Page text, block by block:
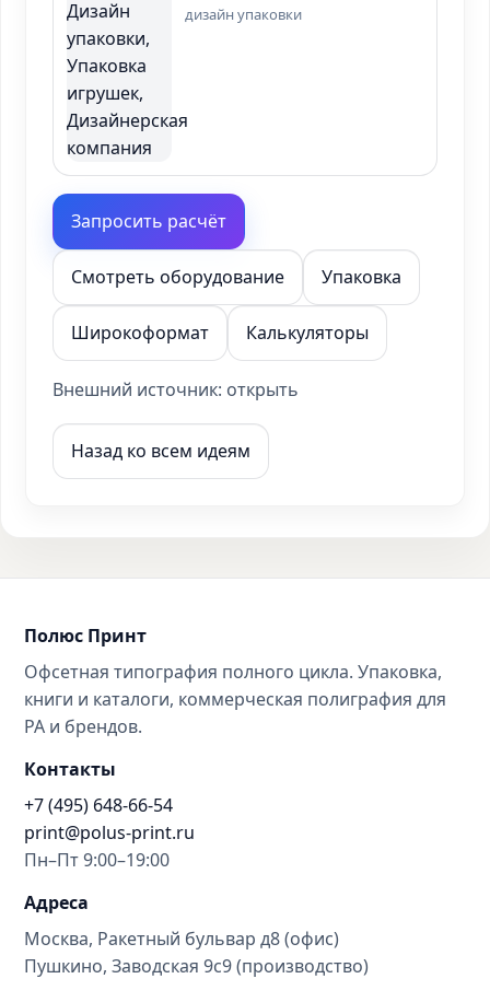
дизайн упаковки
Запросить расчёт
Смотреть оборудование Упаковка
Широкоформат Калькуляторы
Внешний источник: открыть
Назад ко всем идеям
Полюс Принт
Офсетная типография полного цикла. Упаковка,
книги и каталоги, коммерческая полиграфия для
РА и брендов.
Контакты
+7 (495) 648-66-54
print@polus-print.ru
Пн–Пт 9:00–19:00
Адреса
Москва, Ракетный бульвар д8 (офис)
Пушкино, Заводская 9с9 (производство)